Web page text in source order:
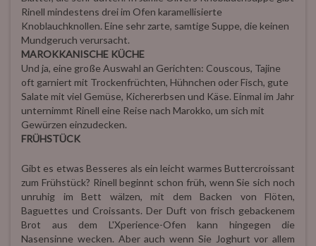
Rinell mindestens drei im Ofen karamellisierte
Knoblauchknollen. Eine sehr zarte, samtige Suppe, die keinen
Mundgeruch verursacht.
MAROKKANISCHE KÜCHE
Und ja, eine große Auswahl an Gerichten: Couscous, Tajine
oft garniert mit Trockenfrüchten, Hühnchen oder Fisch, gute
Salate mit viel Gemüse, Kichererbsen und Käse. Einmal im Jahr
unternimmt Rinell eine Reise nach Marokko, um sich mit
Gewürzen einzudecken.
FRÜHSTÜCK
Gibt es etwas Besseres als ein leicht warmes Buttercroissant
zum Frühstück? Rinell beginnt schon früh, wenn Sie sich noch
unruhig im Bett wälzen, mit dem Backen von Flöten,
Baguettes und Croissants. Der Duft von frisch gebackenem
Brot aus dem L'Xperience-Ofen kann hingegen die
Nasensinne wecken. Aber auch wenn Sie Joghurt vor allem